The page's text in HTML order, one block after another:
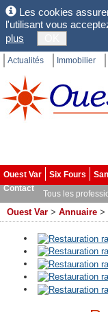
Les cookies
l'utilisant vous
plus
Actualités Immobilier
Ouest Var Six Fours
Contact
Tous les
Ouest Var > Annuaire >